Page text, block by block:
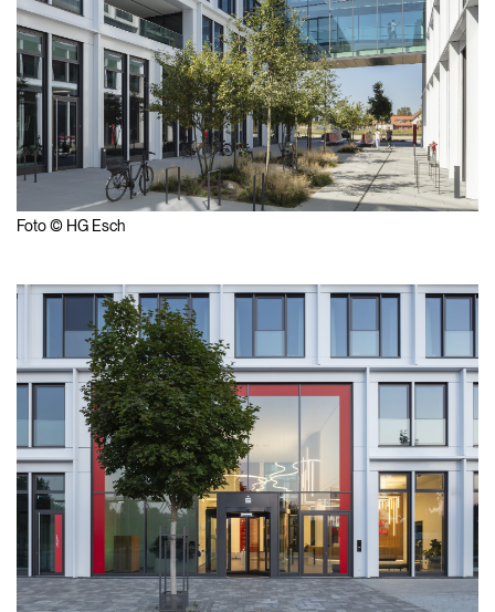
Foto © HG Esch